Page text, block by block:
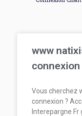
www
connexion
Vous cherchez
connexion ?
Interepargne Fr